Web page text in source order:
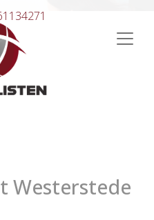
Westerstede